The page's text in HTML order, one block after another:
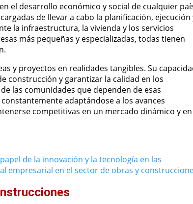
el desarrollo económico y social de cualquier
de llevar a cabo la planificación, ejecución
la infraestructura, la vivienda y los servicios
más pequeñas y especializadas, todas tienen
y proyectos en realidades tangibles. Su
construcción y garantizar la calidad en los
las comunidades que dependen de esas
adaptándose a los avances
competitivas en un mercado dinámico y en
de la innovación y la tecnología en las
empresarial en el sector de obras y